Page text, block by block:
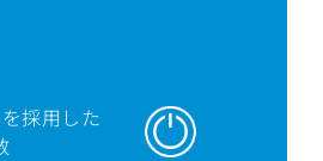
採用した